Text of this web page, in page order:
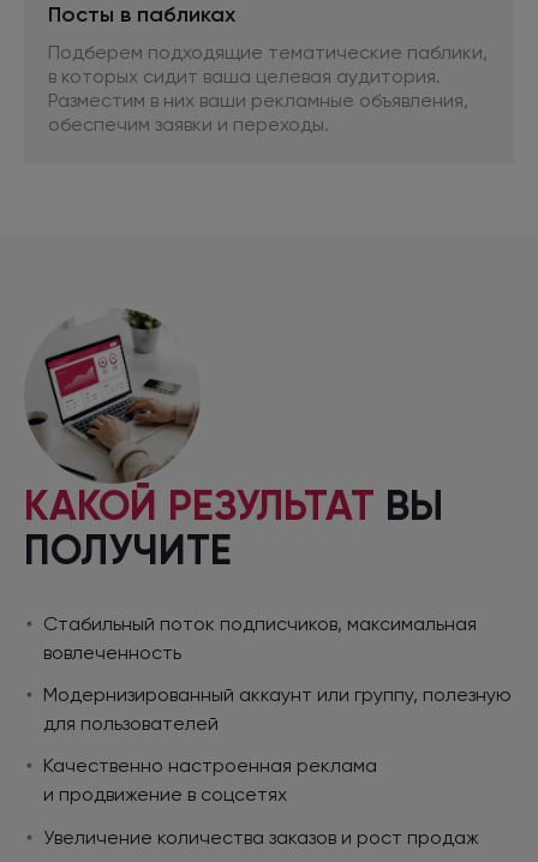
Посты в пабликах
Подберем подходящие тематические паблики,
в которых сидит ваша целевая аудитория.
Разместим в них ваши рекламные объявления,
обеспечим заявки и переходы.
КАКОЙ РЕЗУЛЬТАТ ВЫ
ПОЛУЧИТЕ
Стабильный поток подписчиков, максимальная
вовлеченность
Модернизированный аккаунт или группу, полезную
для пользователей
Качественно настроенная реклама
и продвижение в соцсетях
Увеличение количества заказов и рост продаж